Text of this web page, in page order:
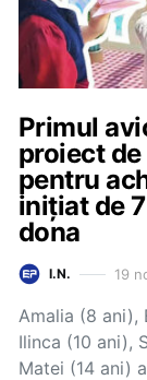
Primul
proiect
pentru
inițiat de
dona
I.N. 19
Amalia (8 ani),
Ilinca (10 ani),
Matei (14 ani)